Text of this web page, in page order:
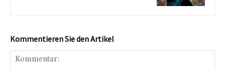
Kommentieren Sie den Artikel